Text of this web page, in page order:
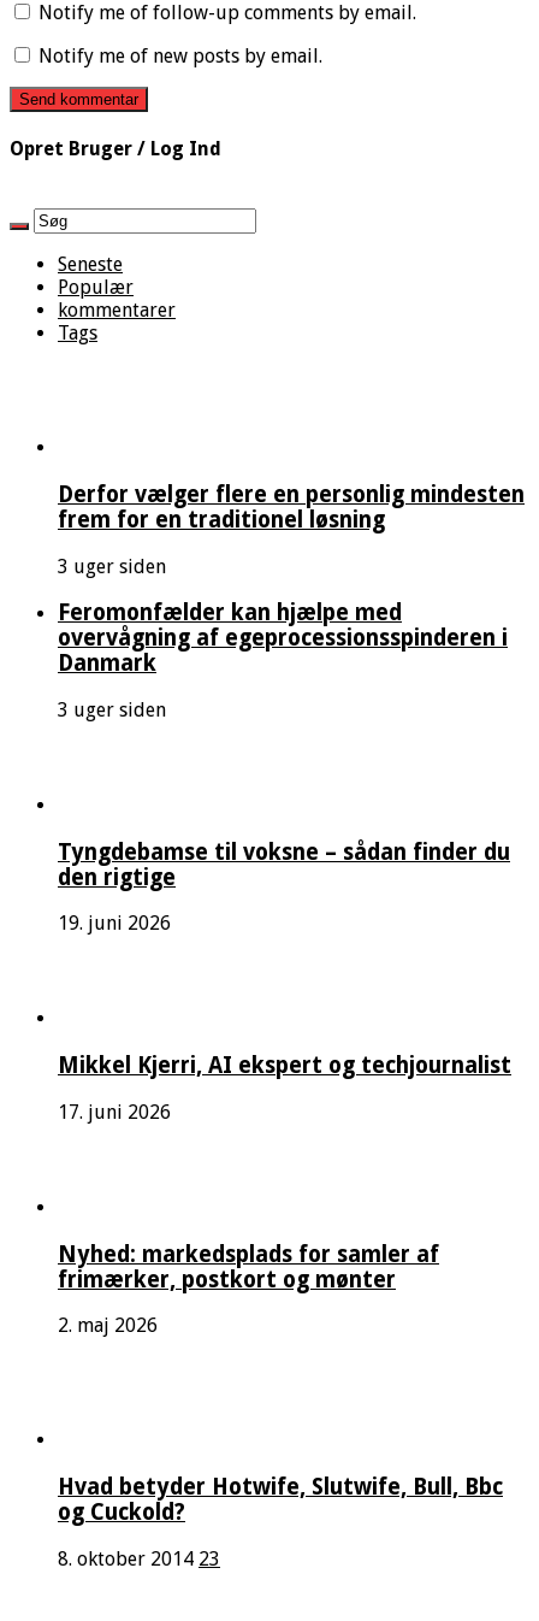
Notify me of follow-up comments by email.
Notify me of new posts by email.
Opret Bruger / Log Ind
Seneste
Populær
kommentarer
Tags
Derfor vælger flere en personlig mindesten
frem for en traditionel løsning
3 uger siden
Feromonfælder kan hjælpe med
overvågning af egeprocessionsspinderen i
Danmark
3 uger siden
Tyngdebamse til voksne – sådan finder du
den rigtige
19. juni 2026
Mikkel Kjerri, AI ekspert og techjournalist
17. juni 2026
Nyhed: markedsplads for samler af
frimærker, postkort og mønter
2. maj 2026
Hvad betyder Hotwife, Slutwife, Bull, Bbc
og Cuckold?
8. oktober 2014 23